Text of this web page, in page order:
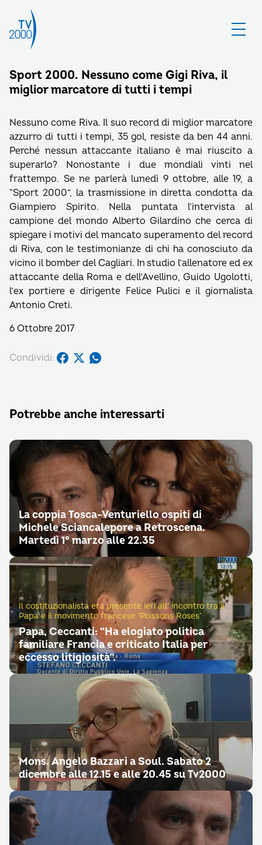
Sport 2000. Nessuno come Gigi Riva, il
miglior marcatore di tutti i tempi
Nessuno come Riva. Il suo record di miglior marcatore
azzurro di tutti i tempi, 35 gol, resiste da ben 44 anni.
Perché nessun attaccante italiano è mai riuscito a
superarlo? Nonostante i due mondiali vinti nel
frattempo. Se ne parlerà lunedì 9 ottobre, alle 19, a
“Sport 2000”, la trasmissione in diretta condotta da
Giampiero Spirito. Nella puntata l’intervista al
campione del mondo Alberto Gilardino che cerca di
spiegare i motivi del mancato superamento del record
di Riva, con le testimonianze di chi ha conosciuto da
vicino il bomber del Cagliari. In studio l’allenatore ed ex
attaccante della Roma e dell’Avellino, Guido Ugolotti,
l’ex portiere e dirigente Felice Pulici e il giornalista
Antonio Creti.
6 Ottobre 2017
Condividi:
Potrebbe anche interessarti
La coppia Tosca-Venturiello ospiti di
Michele Sciancalepore a Retroscena.
Martedì 1° marzo alle 22.35
Il costituzionalista era presente ieri all’ incontro tra il
Papa e il movimento francese ‘Poissons Roses’
Papa, Ceccanti: “Ha elogiato politica
familiare Francia e criticato Italia per
eccesso litigiosità”.
Mons. Angelo Bazzari a Soul. Sabato 2
dicembre alle 12.15 e alle 20.45 su Tv2000